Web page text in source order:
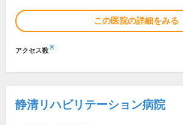
この医院の詳細をみる
アクセス数※
静清リハビリテーション病院